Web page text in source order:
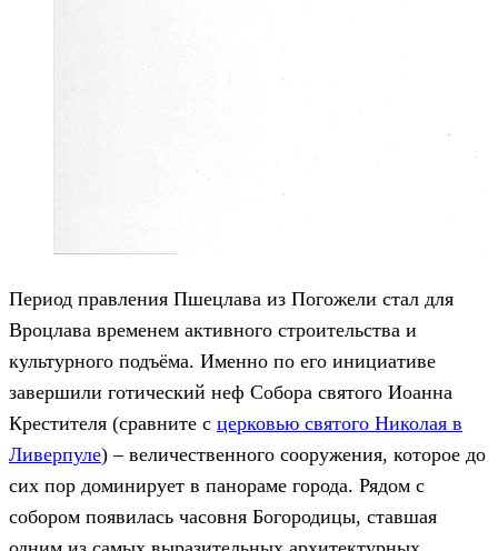
Период правления Пшецлава из Погожели стал для
Вроцлава временем активного строительства и
культурного подъёма. Именно по его инициативе
завершили готический неф Собора святого Иоанна
Крестителя (сравните с церковью святого Николая в
Ливерпуле) – величественного сооружения, которое до
сих пор доминирует в панораме города. Рядом с
собором появилась часовня Богородицы, ставшая